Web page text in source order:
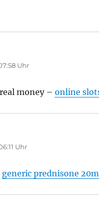
Uhr
money –online
Uhr
generic prednisone